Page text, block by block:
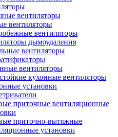
вентиляторы
вентиляторы
вентиляторы
дымоудаления
вентиляторы
вентиляторы
кухонные вентиляторы
установки
приточные вентиляционные
приточно-вытяжные
установки